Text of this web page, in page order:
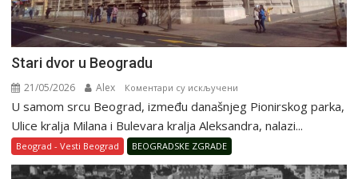
Stari dvor u Beogradu
21/05/2026 Alex Коментари су искључени
Stari
dvor
U samom srcu Beograd, između današnjeg Pionirskog parka,
Ulice kralja Milana i Bulevara kralja Aleksandra, nalazi...
Beograd - Vesti Beograd BEOGRADSKE ZGRADE